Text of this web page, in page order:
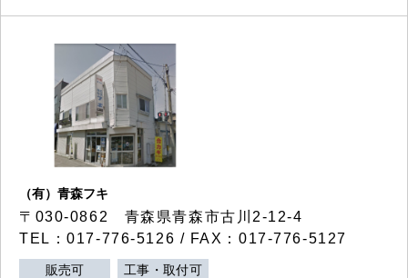
（有）青森フキ
〒030-0862 青森県青森市古川2-12-4
TEL：017-776-5126 / FAX：017-776-5127
販売可 工事・取付可